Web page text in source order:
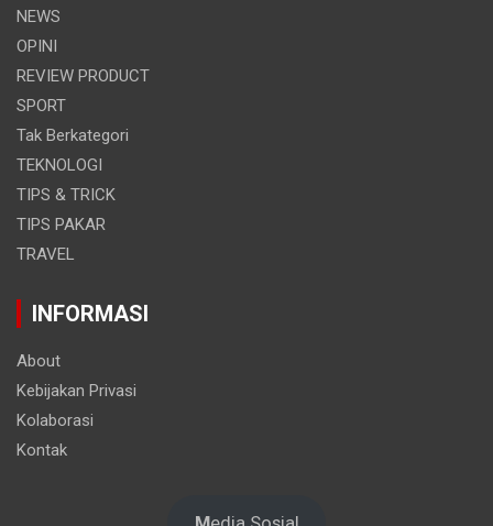
NEWS
OPINI
REVIEW PRODUCT
SPORT
Tak Berkategori
TEKNOLOGI
TIPS & TRICK
TIPS PAKAR
TRAVEL
INFORMASI
About
Kebijakan Privasi
Kolaborasi
Kontak